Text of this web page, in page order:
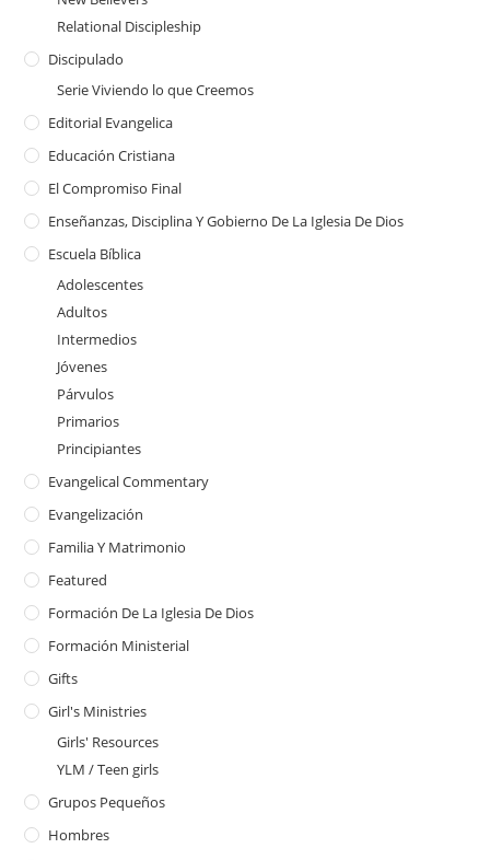
Relational Discipleship
Discipulado
Serie Viviendo lo que Creemos
Editorial Evangelica
Educación Cristiana
El Compromiso Final
Enseñanzas, Disciplina Y Gobierno De La Iglesia De Dios
Escuela Bíblica
Adolescentes
Adultos
Intermedios
Jóvenes
Párvulos
Primarios
Principiantes
Evangelical Commentary
Evangelización
Familia Y Matrimonio
Featured
Formación De La Iglesia De Dios
Formación Ministerial
Gifts
Girl's Ministries
Girls' Resources
YLM / Teen girls
Grupos Pequeños
Hombres